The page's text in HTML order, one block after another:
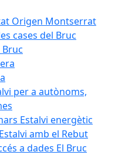
Origen Montserrat
cases del Bruc
per a autònoms,
Estalvi energètic
amb el Rebut
a dades El Bruc